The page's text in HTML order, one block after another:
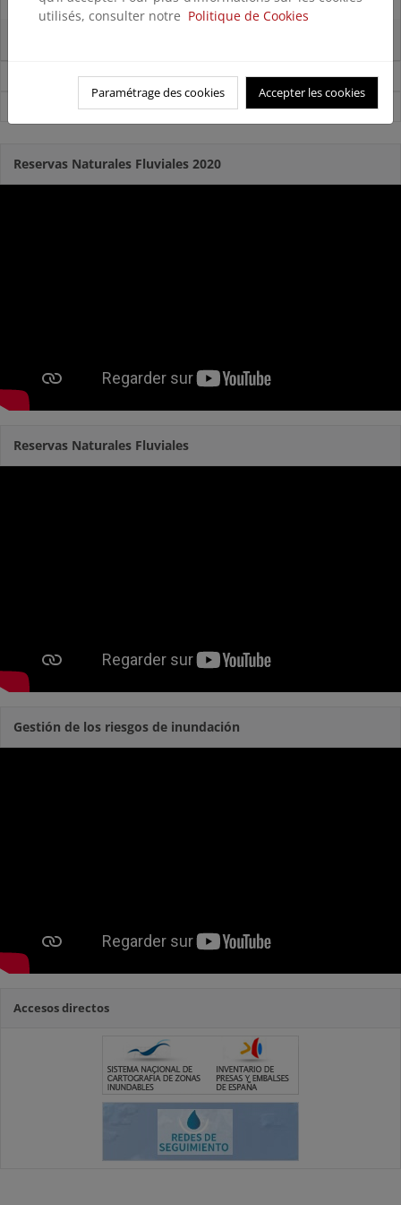
Noticias sobre Agua
Ver todas las noticias
Reservas Naturales Fluviales 2020
Reservas Naturales Fluviales
Gestión de los riesgos de inundación
Accesos directos
utilisés, consulter notre Politique de Cookies
Paramétrage des cookies Accepter les cookies